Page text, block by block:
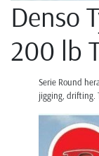
Denso
200 lb
Serie Round
jigging, drifting.